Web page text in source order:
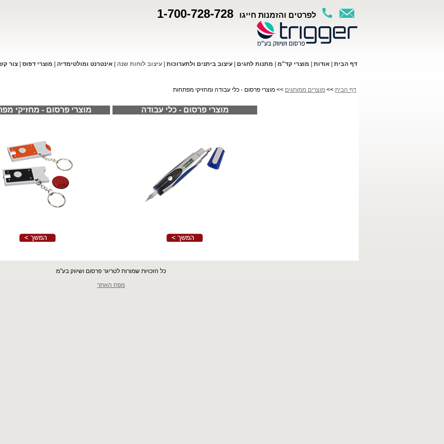
לפרטים והזמנות חייגו 1-700-728-728
דף הבית אודות מוצרי קד"מ מתנות לחגים עיצוב ביתנים ולתערוכות עיצוב לוחות שנה אינטרנט ומולטימדיה מוצרי דפוס צור
דף הבית >> מוצרים ממותגים >> מוצרי פרסום - כלי עבודה ומחזיקי מפתחות
מוצרי פרסום - כלי עבודה מוצרי פרסום - מחזיקי
כל הזכויות שמורות לטריגר פרסום ושיווק בע"מ
מפת האתר